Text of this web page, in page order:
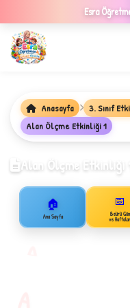
Esra
Anasayfa 3. Sınıf
Alan Ölçme Etkinliği 1
Alan Ölçme Etkinliği
🏠
Ana Sayfa
📅
Belirli Gün
ve Haftalar